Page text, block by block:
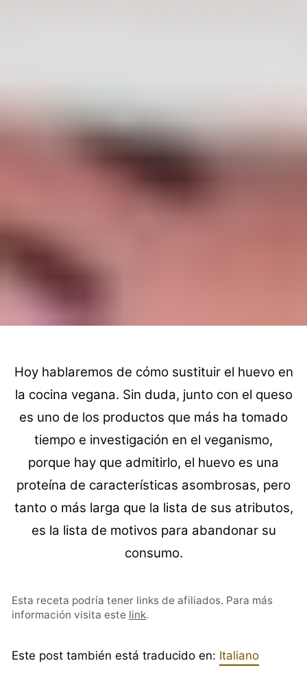
Hoy hablaremos de cómo sustituir el huevo en
la cocina vegana. Sin duda, junto con el queso
es uno de los productos que más ha tomado
tiempo e investigación en el veganismo,
porque hay que admitirlo, el huevo es una
proteína de características asombrosas, pero
tanto o más larga que la lista de sus atributos,
es la lista de motivos para abandonar su
consumo.
Esta receta podría tener links de afiliados. Para más
información visita este link.
Este post también está traducido en: Italiano